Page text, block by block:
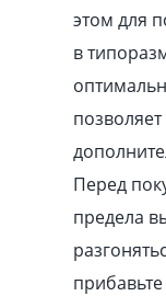
этом для
в
Перед
предела